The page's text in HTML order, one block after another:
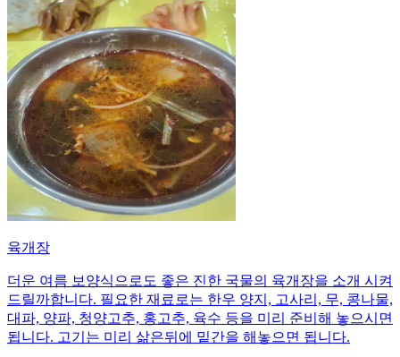
육개장
더운 여름 보양식으로도 좋은 진한 국물의 육개장을 소개 시켜
드릴까합니다. 필요한 재료로는 한우 양지, 고사리, 무, 콩나물,
대파, 양파, 청양고추, 홍고추, 육수 등을 미리 준비해 놓으시면
됩니다. 고기는 미리 삶은뒤에 밑간을 해놓으면 됩니다.